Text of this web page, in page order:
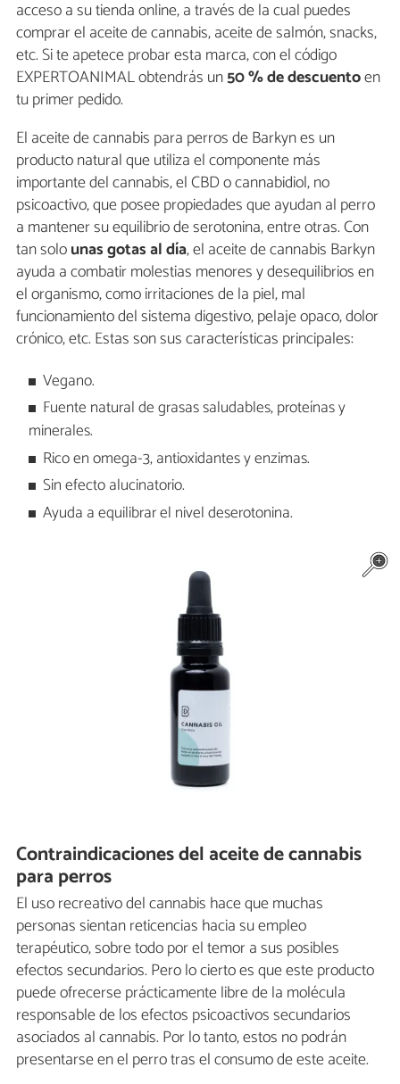
acceso a su tienda online, a través de la cual puedes
comprar el aceite de cannabis, aceite de salmón, snacks,
etc. Si te apetece probar esta marca, con el código
EXPERTOANIMAL obtendrás un50 % de descuentoen
tu primer pedido.
El aceite de cannabis para perros de Barkyn es un
producto natural que utiliza el componente más
importante del cannabis, el CBD o cannabidiol, no
psicoactivo, que posee propiedades que ayudan al perro
a mantener su equilibrio de serotonina, entre otras. Con
tan solounas gotas al día, el aceite de cannabis Barkyn
ayuda a combatir molestias menores y desequilibrios en
el organismo, como irritaciones de la piel, mal
funcionamiento del sistema digestivo, pelaje opaco, dolor
crónico, etc. Estas son sus características principales:
Vegano.
Fuente natural de grasas saludables, proteínas y
minerales.
Rico en omega-3, antioxidantes y enzimas.
Sin efecto alucinatorio.
Ayuda a equilibrar el nivel deserotonina.
Contraindicaciones del aceite de cannabis
para perros
El uso recreativo del cannabis hace que muchas
personas sientan reticencias hacia su empleo
terapéutico, sobre todo por el temor a sus posibles
efectos secundarios. Pero lo cierto es que este producto
puede ofrecerse prácticamente libre de la molécula
responsable de los efectos psicoactivos secundarios
asociados al cannabis. Por lo tanto, estos no podrán
presentarse en el perro tras el consumo de este aceite.